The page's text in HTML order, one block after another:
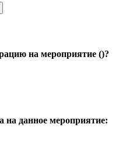
на мероприятие ()?
на данное мероприятие: